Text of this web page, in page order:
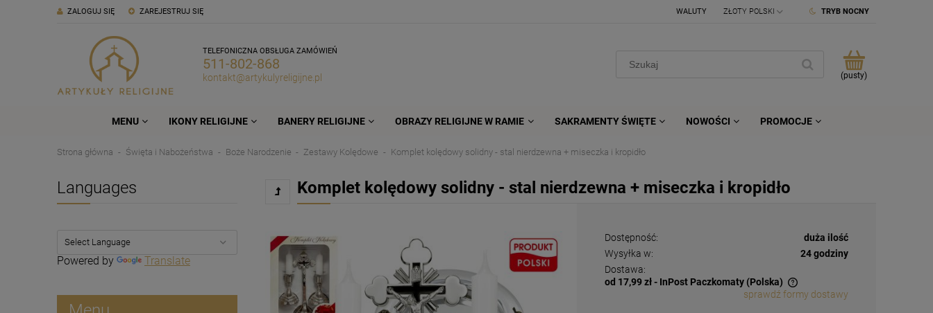
ZAREJESTRUJ SIĘ
ZALOGUJ SIĘ TRYB NOCNY
WALUTY
TELEFONICZNA OBSŁUGA ZAMÓWIEŃ
511-802-868
kontakt@artykulyreligijne.pl (pusty)
MENU IKONY RELIGIJNE BANERY RELIGIJNE OBRAZY RELIGIJNE W RAMIE SAKRAMENTY ŚWIĘTE NOWOŚCI PROMOCJE
Strona główna Święta i Nabożeństwa Boże Narodzenie Zestawy Kolędowe Komplet kolędowy solidny - stal nierdzewna + miseczka i kropidło
Languages
Powered by Translate
Komplet kolędowy solidny - stal nierdzewna + miseczka i kropidło
Dostępność:
duża ilość
Wysyłka w:
24 godziny
Dostawa:
od 17,99 zł - InPost Paczkomaty (Polska)
sprawdź formy dostawy